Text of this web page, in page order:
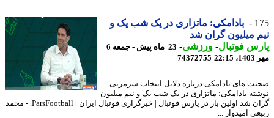
بادامکی: ماتزاری در یک شب یک و
میلیون گران شد
فوتبال-ورزشی-
23 ماه پیش - جمعه 6
74372755
های بادامکی درباره دلایل انتخاب سرمربی
بادامکی: ماتزاری در یک شب یک و نیم میلیون
گران شد اولین بار در پارس فوتبال | خبرگزاری فوتبال ایران | ParsFootball. - محمد
امیدوار ...